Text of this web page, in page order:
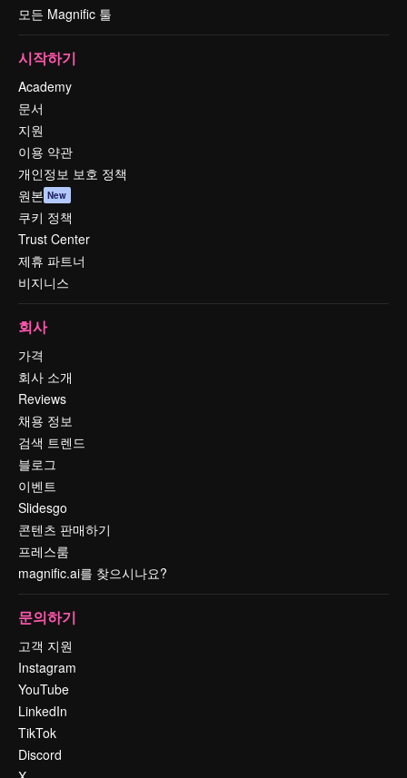
모든 Magnific 툴
시작하기
Academy
문서
지원
이용 약관
개인정보 보호 정책
원본 New
쿠키 정책
Trust Center
제휴 파트너
비지니스
회사
가격
회사 소개
Reviews
채용 정보
검색 트렌드
블로그
이벤트
Slidesgo
콘텐츠 판매하기
프레스룸
magnific.ai를 찾으시나요?
문의하기
고객 지원
Instagram
YouTube
LinkedIn
TikTok
Discord